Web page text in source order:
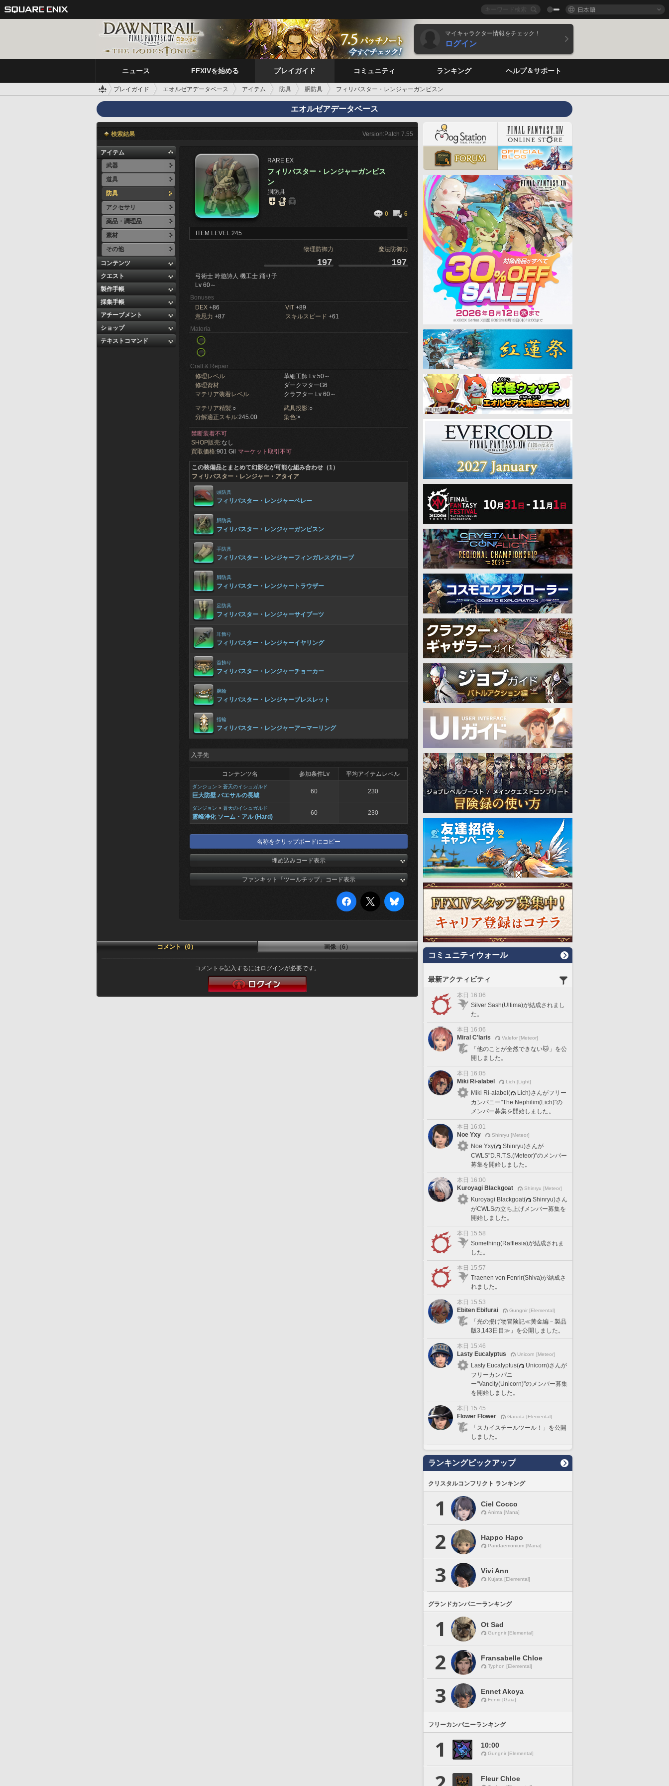
日本語
マイキャラクター情報をチェック！
ログイン
ニュース FFXIVを始める プレイガイド コミュニティ ランキング ヘルプ＆サポート
プレイガイド エオルゼアデータベース アイテム 防具 胴防具 フィリバスター・レンジャーガンビスン
エオルゼアデータベース
検索結果 Version:Patch 7.55
アイテム
武器
道具
防具
アクセサリ
薬品・調理品
素材
その他
コンテンツ
クエスト
製作手帳
採集手帳
アチーブメント
ショップ
テキストコマンド
RARE EX
フィリバスター・レンジャーガンビス
ン
胴防具
0 6
ITEM LEVEL 245
物理防御力 魔法防御力
197 197
弓術士 吟遊詩人 機工士 踊り子
Lv 60～
Bonuses
DEX +86 VIT +89
意思力 +87 スキルスピード +61
Materia
Craft & Repair
修理レベル
革細工師 Lv 50～
修理資材
ダークマターG6
マテリア装着レベル
クラフター Lv 60～
マテリア精製:○ 武具投影:○
分解適正スキル:245.00 染色:×
禁断装着不可
SHOP販売:なし
買取価格:901 Gil マーケット取引不可
この装備品とまとめて幻影化が可能な組み合わせ（1）
フィリバスター・レンジャー・アタイア
頭防具
フィリバスター・レンジャーベレー
胴防具
フィリバスター・レンジャーガンビスン
手防具
フィリバスター・レンジャーフィンガレスグローブ
脚防具
フィリバスター・レンジャートラウザー
足防具
フィリバスター・レンジャーサイブーツ
耳飾り
フィリバスター・レンジャーイヤリング
首飾り
フィリバスター・レンジャーチョーカー
腕輪
フィリバスター・レンジャーブレスレット
指輪
フィリバスター・レンジャーアーマーリング
入手先
コンテンツ名 参加条件Lv 平均アイテムレベル
ダンジョン > 蒼天のイシュガルド
巨大防壁 バエサルの長城
60 230
ダンジョン > 蒼天のイシュガルド
霊峰浄化 ソーム・アル (Hard)
60 230
名称をクリップボードにコピー
埋め込みコード表示
ファンキット「ツールチップ」コード表示
コメント（0） 画像（6）
コメントを記入するにはログインが必要です。
コミュニティウォール
最新アクティビティ
本日 16:06
Silver Sash(Ultima)が結成されまし
た。
本日 16:06
Miral C'laris
Valefor [Meteor]
「他のことが全然できない🐱」を公
開しました。
本日 16:05
Miki Ri-alabel
Lich [Light]
Miki Ri-alabel(
Lich)さんがフリー
カンパニー"The Nephilim(Lich)"の
メンバー募集を開始しました。
本日 16:01
Noe Yxy
Shinryu [Meteor]
Noe Yxy(
Shinryu)さんが
CWLS"D.R.T.S.(Meteor)"のメンバー
募集を開始しました。
本日 16:00
Kuroyagi Blackgoat
Shinryu [Meteor]
Kuroyagi Blackgoat(
Shinryu)さん
がCWLSの立ち上げメンバー募集を
開始しました。
本日 15:58
Something(Rafflesia)が結成されま
した。
本日 15:57
Traenen von Fenrir(Shiva)が結成さ
れました。
本日 15:53
Ebiten Ebifurai
Gungnir [Elemental]
「光の揚げ物冒険記≪黄金編－製品
版3,143日目≫」を公開しました。
本日 15:46
Lasty Eucalyptus
Unicorn [Meteor]
Lasty Eucalyptus(
Unicorn)さんが
フリーカンパニ
ー"Vancity(Unicorn)"のメンバー募集
を開始しました。
本日 15:45
Flower Flower
Garuda [Elemental]
「スカイスチールツール！」を公開
しました。
ランキングピックアップ
クリスタルコンフリクト ランキング
1 Ciel Cocco
Anima [Mana]
2 Happo Hapo
Pandaemonium [Mana]
3 Vivi Ann
Kujata [Elemental]
グランドカンパニーランキング
1 Ot Sad
Gungnir [Elemental]
2 Fransabelle Chloe
Typhon [Elemental]
3 Ennet Akoya
Fenrir [Gaia]
フリーカンパニーランキング
1 10:00
Gungnir [Elemental]
Fleur Chloe